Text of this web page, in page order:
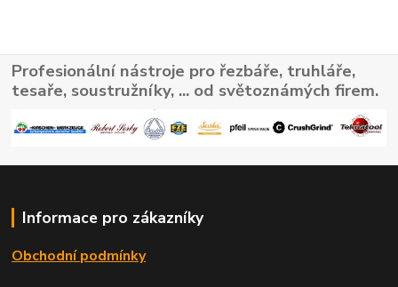
Profesionální nástroje pro řezbáře, truhláře,
tesaře, soustružníky, ... od světoznámých firem.
Informace pro zákazníky
Obchodní podmínky